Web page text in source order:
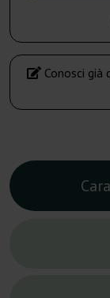
Conosci già